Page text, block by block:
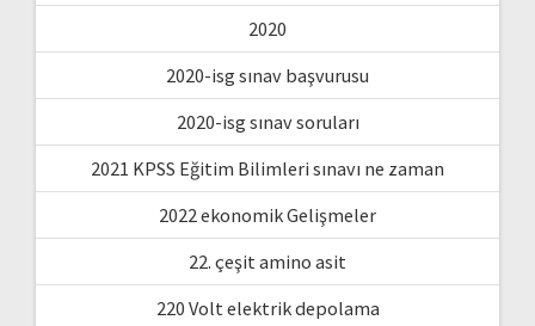
2020
2020-isg sınav başvurusu
2020-isg sınav soruları
2021 KPSS Eğitim Bilimleri sınavı ne zaman
2022 ekonomik Gelişmeler
22. çeşit amino asit
220 Volt elektrik depolama